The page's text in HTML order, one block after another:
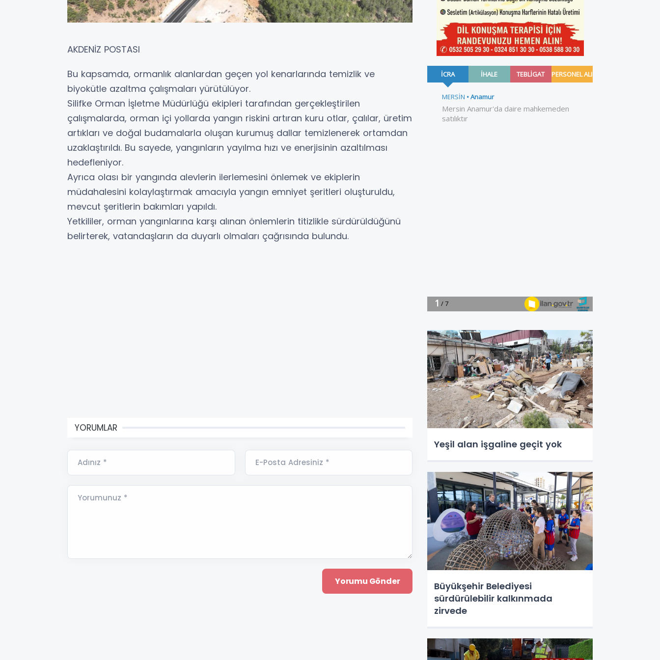
AKDENİZ POSTASI
Bu kapsamda, ormanlık alanlardan geçen yol kenarlarında temizlik ve
biyokütle azaltma çalışmaları yürütülüyor.
Silifke Orman İşletme Müdürlüğü ekipleri tarafından gerçekleştirilen
çalışmalarda, orman içi yollarda yangın riskini artıran kuru otlar, çalılar, üretim
artıkları ve doğal budamalarla oluşan kurumuş dallar temizlenerek ortamdan
uzaklaştırıldı. Bu sayede, yangınların yayılma hızı ve enerjisinin azaltılması
hedefleniyor.
Ayrıca olası bir yangında alevlerin ilerlemesini önlemek ve ekiplerin
müdahalesini kolaylaştırmak amacıyla yangın emniyet şeritleri oluşturuldu,
mevcut şeritlerin bakımları yapıldı.
Yetkililer, orman yangınlarına karşı alınan önlemlerin titizlikle sürdürüldüğünü
belirterek, vatandaşların da duyarlı olmaları çağrısında bulundu.
YORUMLAR
Adınız * E-Posta Adresiniz *
Yorumunuz *
Yeşil alan işgaline geçit yok
Büyükşehir Belediyesi
sürdürülebilir kalkınmada
zirvede